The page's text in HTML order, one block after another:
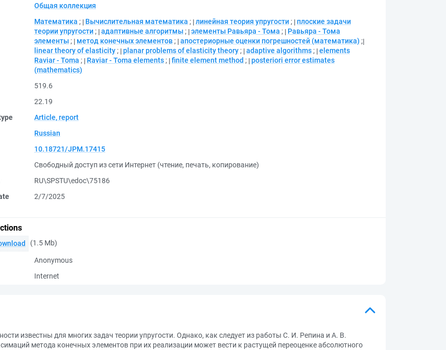
Общая коллекция
Математика ; Вычислительная математика ; линейная теория упругости ;
плоские задачи
теории упругости ; адаптивные алгоритмы ; элементы Равьяра - Тома ;
Равьяра - Тома
элементы ; метод конечных элементов ; апостериорные оценки погрешностей (математика) ;
linear theory of elasticity ; planar problems of elasticity theory ; adaptive algorithms ; elements
Raviar - Toma ; Raviar - Toma elements ; finite element method ; posteriori error estimates
(mathematics)
519.6
22.19
Article, report
Russian
10.18721/JPM.17415
Свободный доступ из сети Интернет (чтение, печать, копирование)
RU\SPSTU\edoc\75186
2/7/2025
(1.5 Mb)
Anonymous
Internet
известны для многих задач теории упругости. Однако, как следует из работы С. И. Репина и А. В.
метода конечных элементов при их реализации может вести к растущей переоценке абсолютного